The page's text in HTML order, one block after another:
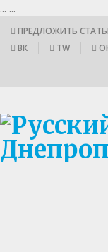
... ...
ПРЕДЛОЖИТЬ
ВК
TW